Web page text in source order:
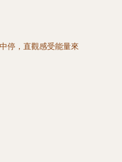
停，直觀感受能量來